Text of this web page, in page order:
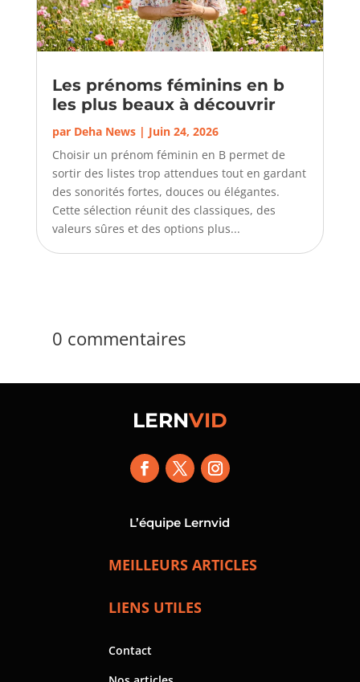
Les prénoms féminins en b
les plus beaux à découvrir
par Deha News| Juin 24, 2026
Choisir un prénom féminin en B permet de
sortir des listes trop attendues tout en gardant
des sonorités fortes, douces ou élégantes.
Cette sélection réunit des classiques, des
valeurs sûres et des options plus...
0 commentaires
LERNVID
L’équipe Lernvid
MEILLEURS ARTICLES
LIENS UTILES
Contact